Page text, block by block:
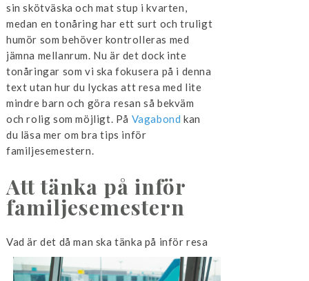
sin skötväska och mat stup i kvarten,
medan en tonåring har ett surt och truligt
humör som behöver kontrolleras med
jämna mellanrum. Nu är det dock inte
tonåringar som vi ska fokusera på i denna
text utan hur du lyckas att resa med lite
mindre barn och göra resan så bekväm
och rolig som möjligt. På Vagabond kan
du läsa mer om bra tips inför
familjesemestern.
Att tänka på inför
familjesemestern
Vad är det då man ska tänka på inför resa